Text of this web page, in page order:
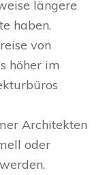
längere
haben.
von
höher im
Architekten
oder